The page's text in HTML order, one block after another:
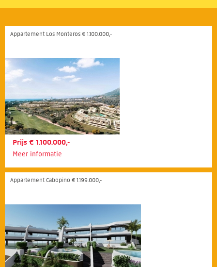
Appartement Los Monteros € 1.100.000,-
Prijs € 1.100.000,-
Meer informatie
Appartement Cabopino € 1.199.000,-